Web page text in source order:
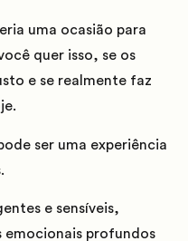
uma ocasião para
quer isso, se os
e se realmente faz
ser uma experiência
e sensíveis,
emocionais profundos